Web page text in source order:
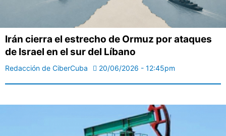
Irán cierra el estrecho de Ormuz por ataques
de Israel en el sur del Líbano
Redacción de CiberCuba 20/06/2026 - 12:45pm